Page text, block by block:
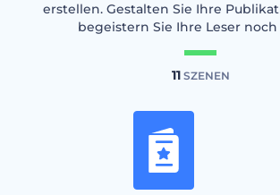
erstellen. Gestalten Sie Ihre
begeistern Sie Ihre Leser
11 SZENEN